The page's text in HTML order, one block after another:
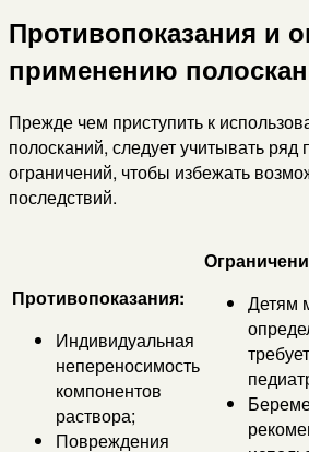
Противопоказания и
применению
Прежде чем приступить к
полосканий, следует учитывать ряд
ограничений, чтобы избежать
последствий.
Противопоказания:
Индивидуальная
непереносимость
компонентов
раствора;
Повреждения
Детям